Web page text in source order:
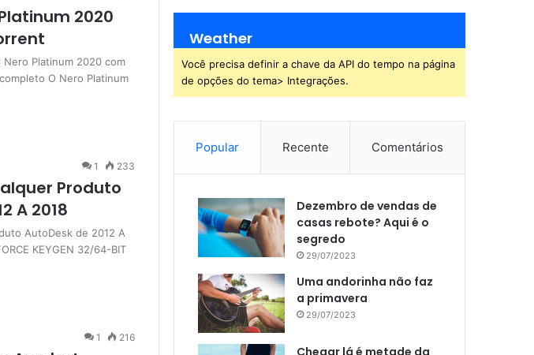
2020
Platinum 2020 com
O Nero Platinum
1 233
Produto
A 2018
AutoDesk de 2012 A
KEYGEN 32/64-BIT
1 216
Weather
Você precisa definir a chave da API do tempo na página
de opções do tema> Integrações.
Popular Recente Comentários
Dezembro de vendas de
casas rebote? Aqui é o
segredo
29/07/2023
Uma andorinha não faz
a primavera
29/07/2023
Chegar lá é metade da